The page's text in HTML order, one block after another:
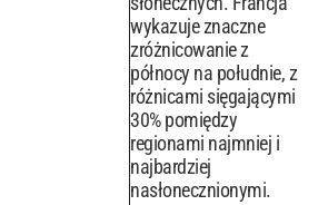
wykazuje znaczne
zróżnicowanie z
północy na południe, z
różnicami sięgającymi
30% pomiędzy
regionami najmniej i
najbardziej
nasłonecznionymi.